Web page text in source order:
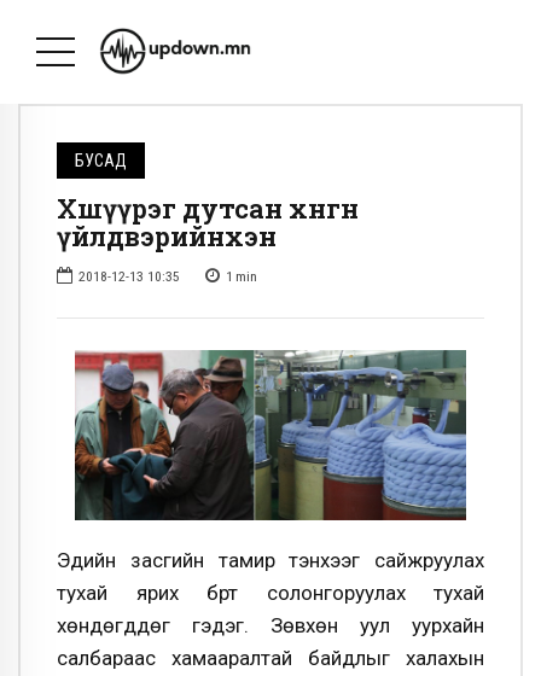
БУСАД
Хөшүүрэг дутсан хөнгөн
үйлдвэрийнхэн
2018-12-13 10:35 1 min
Эдийн засгийн тамир тэнхээг сайжруулах
тухай ярих бүрт солонгоруулах тухай
хөндөгддөг гэдэг. Зөвхөн уул уурхайн
салбараас хамааралтай байдлыг халахын